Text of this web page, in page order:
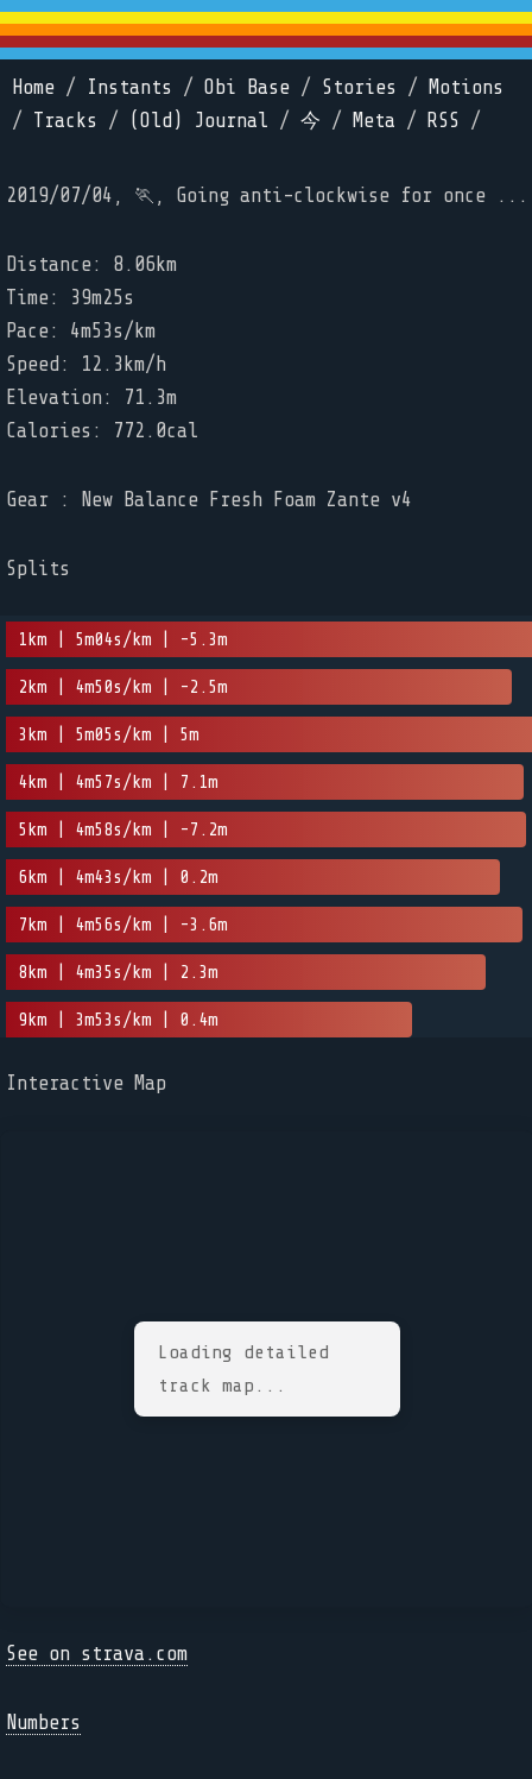
Home / Instants / Obi Base / Stories /
Motions
/ Tracks / (Old) Journal / 今 / Meta / RSS /
2019/07/04, 🏃, Going anti-clockwise for once ...
Distance: 8.06km
Time: 39m25s
Pace: 4m53s/km
Speed: 12.3km/h
Elevation: 71.3m
Calories: 772.0cal
Gear : New Balance Fresh Foam Zante v4
Splits
1km | 5m04s/km | -5.3m
2km | 4m50s/km | -2.5m
3km | 5m05s/km | 5m
4km | 4m57s/km | 7.1m
5km | 4m58s/km | -7.2m
6km | 4m43s/km | 0.2m
7km | 4m56s/km | -3.6m
8km | 4m35s/km | 2.3m
9km | 3m53s/km | 0.4m
Interactive Map
Loading detailed
track map...
See on strava.com
Numbers